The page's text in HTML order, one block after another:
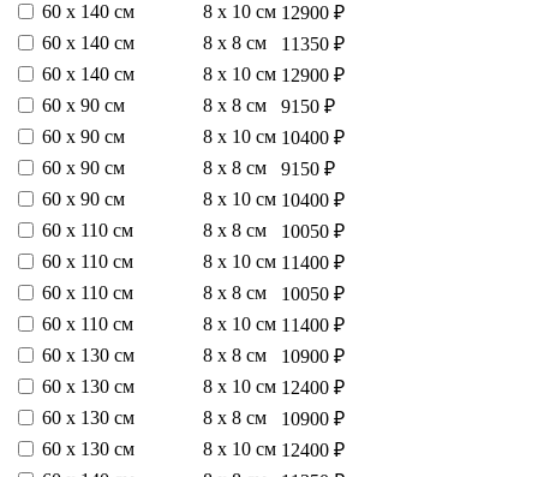
60 х 140 см
8 х 10 см 12900 ₽
60 х 140 см
8 х 8 см
11350 ₽
60 х 140 см
8 х 10 см 12900 ₽
60 х 90 см
8 х 8 см
9150 ₽
60 х 90 см
8 х 10 см 10400 ₽
60 х 90 см
8 х 8 см
9150 ₽
60 х 90 см
8 х 10 см 10400 ₽
60 х 110 см
8 х 8 см
10050 ₽
60 х 110 см
8 х 10 см 11400 ₽
60 х 110 см
8 х 8 см
10050 ₽
60 х 110 см
8 х 10 см 11400 ₽
60 х 130 см
8 х 8 см
10900 ₽
60 х 130 см
8 х 10 см 12400 ₽
60 х 130 см
8 х 8 см
10900 ₽
60 х 130 см
8 х 10 см 12400 ₽